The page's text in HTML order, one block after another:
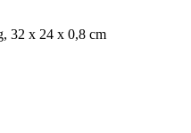
32 x 24 x 0,8 cm